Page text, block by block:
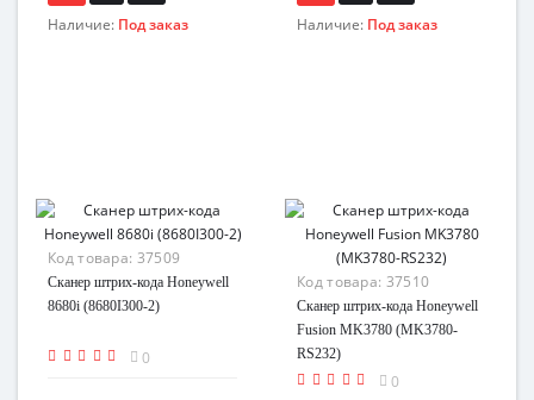
Наличие: Под заказ Наличие: Под заказ
Код товара: 37509
Сканер штрих-кода Honeywell
8680i (8680I300-2)
0
Код товара: 37510
Сканер штрих-кода Honeywell
Fusion MK3780 (MK3780-
RS232)
0